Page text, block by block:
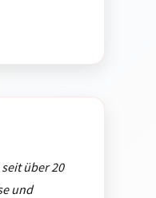
über 20
und